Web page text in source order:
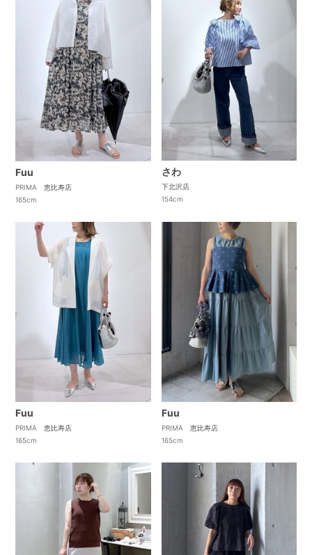
Fuu
PRIMA 恵比寿店
165cm
さわ
下北沢店
154cm
Fuu
PRIMA 恵比寿店
165cm
Fuu
PRIMA 恵比寿店
165cm